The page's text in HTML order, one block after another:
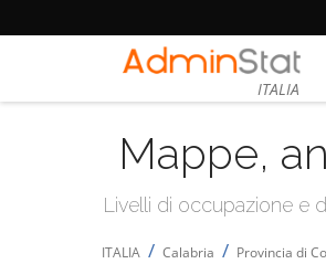
ITALIA
Mappe,
Livelli di occupazione e
ITALIA / Calabria / Provincia di